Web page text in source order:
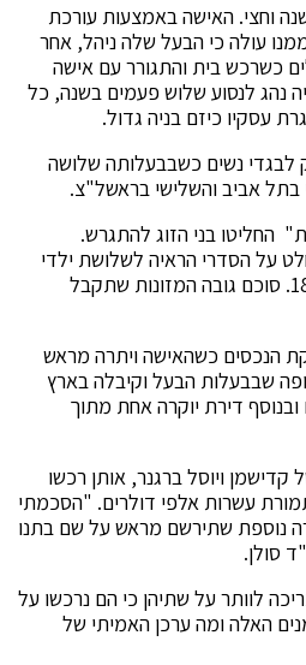
וחצי. האישה באמצעות עורכת
ממנו עולה כי הבעל שלה ניהל, אחר
כשרכש בית והתגורר עם אישה
נהג לנסוע שלוש פעמים בשנה, כל
עסקיו כיזם בניה גדול.
נשים כשבבעלותה שלושה
בתל אביב והשלישי בראשל"צ.
החליטו בני הזוג להתגרש.
על הסדרי הראיה לשלושת ילדי
בני הזוג, כולם מתחת לגיל 18. סוכם גובה המזונות שתקבל
הנכסים כשהאישה ויתרה מראש
שבבעלות הבעל וקיבלה בארץ
דירת יוקרה אחת מתוך
קדישמן ויוסל ברגנר, אותן רכשו
עשרות אלפי דולרים. "הסכמתי
נוספת שתירשם מראש על שם בתנו
סולן.
לוותר על שתיהן כי הם נרכשו על
האלה ומה ערכן האמיתי של